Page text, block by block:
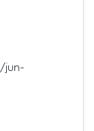
jun-